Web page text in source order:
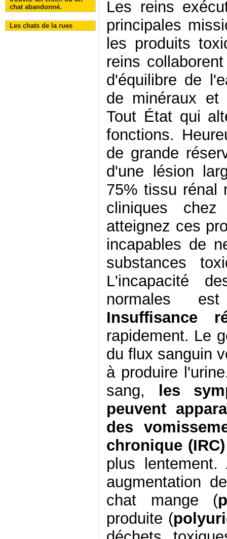
chat abandonné.
Les chats de la rues
Les reins
principales
les produits
reins
d'équilibre de
de minéraux
Tout État qui
fonctions.
de grande
d'une lésion
75% tissu rénal
cliniques
atteignez ces
incapables de
substances
L'incapacité
normales
Insuffisance
rapidement. Le
du flux sanguin
à produire
sang,
les
peuvent
des
chronique (IRC)
plus
augmentation
chat mange (
produite (